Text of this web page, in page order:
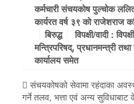
कर्मचारी संचयकोष पुल्चोक
कार्यरत वर्ष ३९ को राजेशराज
बिरुद्ध
विपक्षी/वादी :
मन्त्रिपरिषद्, प्रधानमन्त्री तथा
कार्यालय समेत
 संचयकोषको सेवामा रहंदाका
गर्ने तलव, भत्ता एवं अन्य सुविधाबाट